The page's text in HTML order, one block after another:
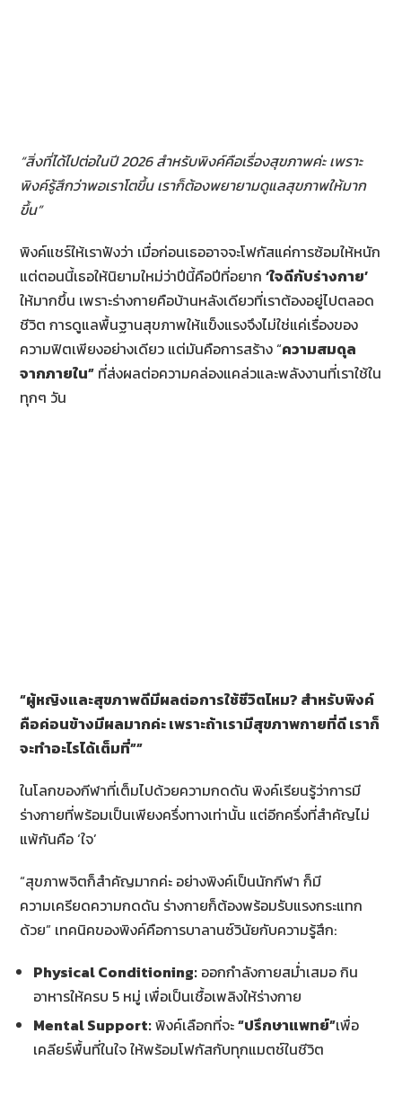
“สิ่งที่ได้ไปต่อในปี 2026 สำหรับพิงค์คือเรื่องสุขภาพค่ะ เพราะ
พิงค์รู้สึกว่าพอเราโตขึ้นเราก็ต้องพยายามดูแลสุขภาพให้มาก
ขึ้น”
พิงค์แชร์ให้เราฟังว่า เมื่อก่อนเธออาจจะโฟกัสแค่การซ้อมให้หนัก
แต่ตอนนี้เธอให้นิยามใหม่ว่าปีนี้คือปีที่อยาก‘ใจดีกับร่างกาย’
ให้มากขึ้น เพราะร่างกายคือบ้านหลังเดียวที่เราต้องอยู่ไปตลอด
ชีวิต การดูแลพื้นฐานสุขภาพให้แข็งแรงจึงไม่ใช่แค่เรื่องของ
ความฟิตเพียงอย่างเดียว แต่มันคือการสร้าง “ความสมดุล
จากภายใน” ที่ส่งผลต่อความคล่องแคล่วและพลังงานที่เราใช้ใน
ทุกๆ วัน
“ผู้หญิงและสุขภาพดีมีผลต่อการใช้ชีวิตไหม? สำหรับพิงค์
คือค่อนข้างมีผลมากค่ะเพราะถ้าเรามีสุขภาพกายที่ดี เราก็
จะทำอะไรได้เต็มที่””
ในโลกของกีฬาที่เต็มไปด้วยความกดดัน พิงค์เรียนรู้ว่าการมี
ร่างกายที่พร้อมเป็นเพียงครึ่งทางเท่านั้น แต่อีกครึ่งที่สำคัญไม่
แพ้กันคือ ‘ใจ’
“สุขภาพจิตก็สำคัญมากค่ะ อย่างพิงค์เป็นนักกีฬา ก็มี
ความเครียดความกดดัน ร่างกายก็ต้องพร้อมรับแรงกระแทก
ด้วย” เทคนิคของพิงค์คือการบาลานซ์วินัยกับความรู้สึก:
Physical Conditioning: ออกกำลังกายสม่ำเสมอ กิน
อาหารให้ครบ 5 หมู่ เพื่อเป็นเชื้อเพลิงให้ร่างกาย
Mental Support:พิงค์เลือกที่จะ“ปรึกษาแพทย์”เพื่อ
เคลียร์พื้นที่ในใจ ให้พร้อมโฟกัสกับทุกแมตช์ในชีวิต